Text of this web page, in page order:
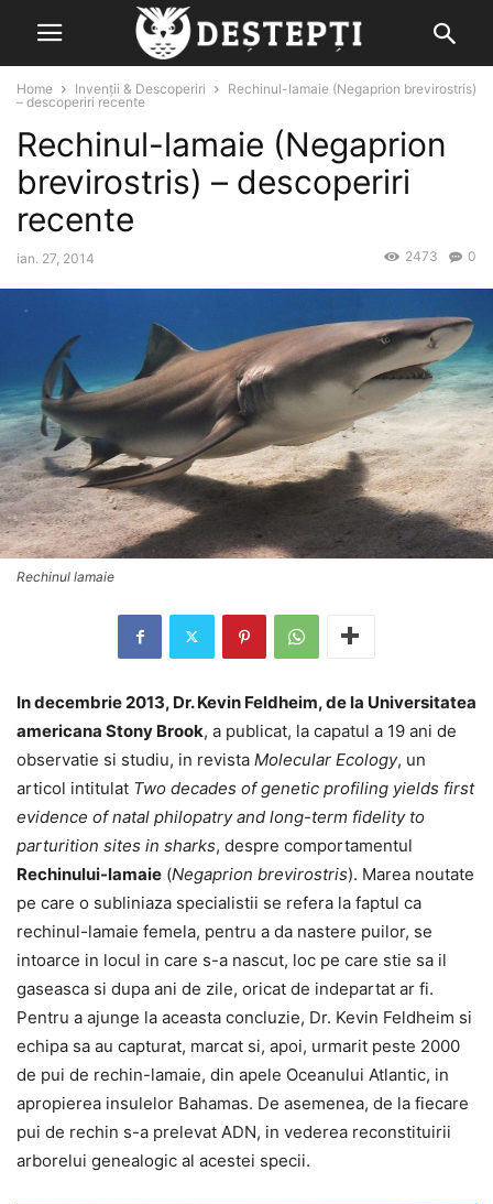
Home Invenții & Descoperiri
Rechinul-lamaie (Negaprion brevirostris)
– descoperiri recente
Rechinul-lamaie (Negaprion
brevirostris) – descoperiri
recente
ian. 27, 2014 0
2473
Rechinul lamaie
In decembrie 2013, Dr. Kevin Feldheim, de la Universitatea
americana Stony Brook, a publicat, la capatul a 19 ani de
observatie si studiu, in revista Molecular Ecology, un
articol intitulat Two decades of genetic profiling yields first
evidence of natal philopatry and long-term fidelity to
parturition sites in sharks, despre comportamentul
Rechinului-lamaie (Negaprion brevirostris). Marea noutate
pe care o subliniaza specialistii se refera la faptul ca
rechinul-lamaie femela, pentru a da nastere puilor, se
intoarce in locul in care s-a nascut, loc pe care stie sa il
gaseasca si dupa ani de zile, oricat de indepartat ar fi.
Pentru a ajunge la aceasta concluzie, Dr. Kevin Feldheim si
echipa sa au capturat, marcat si, apoi, urmarit peste 2000
de pui de rechin-lamaie, din apele Oceanului Atlantic, in
apropierea insulelor Bahamas. De asemenea, de la fiecare
pui de rechin s-a prelevat ADN, in vederea reconstituirii
arborelui genealogic al acestei specii.